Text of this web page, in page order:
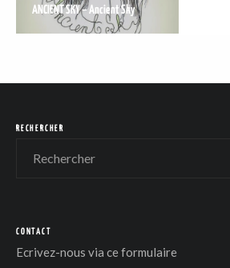
ANCIENT SKY – Ancient Sky
RECHERCHER
CONTACT
Ecrivez-nous via ce formulaire